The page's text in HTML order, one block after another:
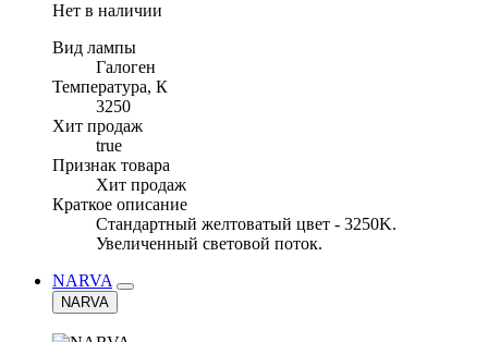
Нет в наличии
Вид лампы
Галоген
Температура, К
3250
Хит продаж
true
Признак товара
Хит продаж
Краткое описание
Стандартный желтоватый цвет - 3250K.
Увеличенный световой поток.
NARVA
NARVA